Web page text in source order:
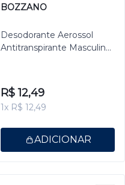
BOZZANO
Desodorante Aerossol
Antitranspirante Masculino
R$ 12,49
1x R$ 12,49
ADICIONAR